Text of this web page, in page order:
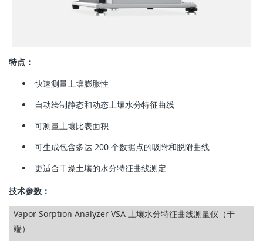
特点：
快速测量土壤膨胀性
自动绘制静态和动态土壤水分特征曲线
可测量土壤比表面积
可生成包含多达 200 个数据点的吸附和脱附曲线
更适合干燥土壤的水分特征曲线测定
技术参数：
Vapor Sorption Analyzer VSA 土壤水分特征曲线测量仪（干
端）